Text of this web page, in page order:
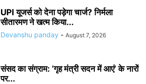
UPI यूजर्स को देना पड़ेगा चार्ज? निर्मला
सीतारमण ने खत्म किया...
Devanshu panday - August 7, 2026
संसद का संग्राम: ‘गृह मंत्री सदन में आएं’ के नारों
पर...